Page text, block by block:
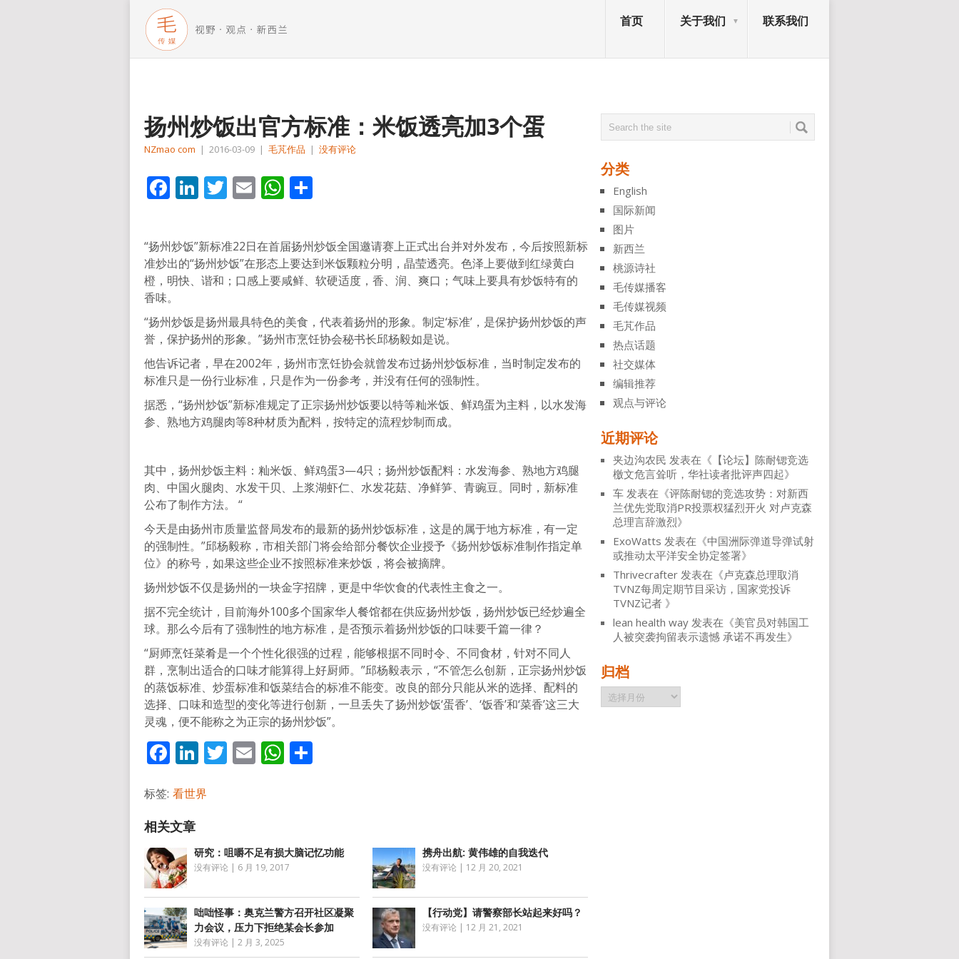
首页 关于我们 联系我们
扬州炒饭出官方标准：米饭透亮加3个蛋
NZmao com | 2016-03-09 | 毛芃作品 | 没有评论
Facebook
LinkedIn
Twitter
EmailWhatsApp
“扬州炒饭”新标准22日在首届扬州炒饭全国邀请赛上正式出台并对外发布，今后按照新标
准炒出的“扬州炒饭”在形态上要达到米饭颗粒分明，晶莹透亮。色泽上要做到红绿黄白
橙，明快、谐和；口感上要咸鲜、软硬适度，香、润、爽口；气味上要具有炒饭特有的
香味。
“扬州炒饭是扬州最具特色的美食，代表着扬州的形象。制定‘标准’，是保护扬州炒饭的声
誉，保护扬州的形象。”扬州市烹饪协会秘书长邱杨毅如是说。
他告诉记者，早在2002年，扬州市烹饪协会就曾发布过扬州炒饭标准，当时制定发布的
标准只是一份行业标准，只是作为一份参考，并没有任何的强制性。
据悉，“扬州炒饭”新标准规定了正宗扬州炒饭要以特等籼米饭、鲜鸡蛋为主料，以水发海
参、熟地方鸡腿肉等8种材质为配料，按特定的流程炒制而成。
其中，扬州炒饭主料：籼米饭、鲜鸡蛋3—4只；扬州炒饭配料：水发海参、熟地方鸡腿
肉、中国火腿肉、水发干贝、上浆湖虾仁、水发花菇、净鲜笋、青豌豆。同时，新标准
公布了制作方法。 “
今天是由扬州市质量监督局发布的最新的扬州炒饭标准，这是的属于地方标准，有一定
的强制性。”邱杨毅称，市相关部门将会给部分餐饮企业授予《扬州炒饭标准制作指定单
位》的称号，如果这些企业不按照标准来炒饭，将会被摘牌。
扬州炒饭不仅是扬州的一块金字招牌，更是中华饮食的代表性主食之一。
据不完全统计，目前海外100多个国家华人餐馆都在供应扬州炒饭，扬州炒饭已经炒遍全
球。那么今后有了强制性的地方标准，是否预示着扬州炒饭的口味要千篇一律？
“厨师烹饪菜肴是一个个性化很强的过程，能够根据不同时令、不同食材，针对不同人
群，烹制出适合的口味才能算得上好厨师。”邱杨毅表示，“不管怎么创新，正宗扬州炒饭
的蒸饭标准、炒蛋标准和饭菜结合的标准不能变。改良的部分只能从米的选择、配料的
选择、口味和造型的变化等进行创新，一旦丢失了扬州炒饭‘蛋香’、‘饭香’和‘菜香’这三大
灵魂，便不能称之为正宗的扬州炒饭”。
Facebook
LinkedIn
Twitter
EmailWhatsApp
标签: 看世界
研究：咀嚼不足有损大脑记忆功能
没有评论 | 6 月 19, 2017
携舟出航: 黄伟雄的自我迭代
没有评论 | 12 月 20, 2021
咄咄怪事：奥克兰警方召开社区凝聚
力会议，压力下拒绝某会长参加
没有评论 | 2 月 3, 2025
【行动党】请警察部长站起来好吗？
没有评论 | 12 月 21, 2021
分类
English
国际新闻
图片
新西兰
桃源诗社
毛传媒播客
毛传媒视频
毛芃作品
热点话题
社交媒体
编辑推荐
观点与评论
近期评论
夹边沟农民 发表在《 【论坛】陈耐锶竞选
檄文危言耸听，华社读者批评声四起》
车 发表在《评陈耐锶的竞选攻势：对新西
兰优先党取消PR投票权猛烈开火 对卢克森
总理言辞激烈》
ExoWatts 发表在《中国洲际弹道导弹试射
或推动太平洋安全协定签署》
Thrivecrafter 发表在《卢克森总理取消
TVNZ每周定期节目采访，国家党投诉
TVNZ记者 》
lean health way 发表在《美官员对韩国工
人被突袭拘留表示遗憾 承诺不再发生》
归档
归
档